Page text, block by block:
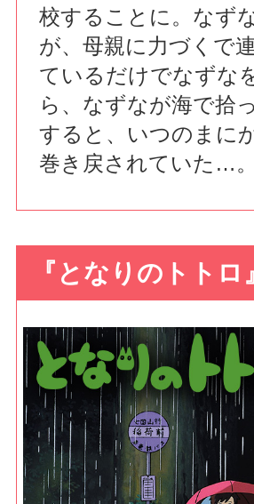
校することに。なず
が、母親に力づくで
ているだけでなずな
ら、なずなが海で拾
すると、いつのまに
巻き戻されていた…。
『となりのトトロ